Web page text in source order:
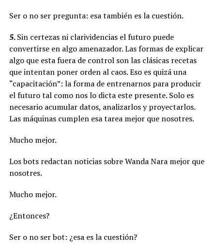
Ser o no ser pregunta: esa también es la cuestión.
5.Sin certezas ni clarividencias el futuro puede
convertirse en algo amenazador. Las formas de explicar
algo que esta fuera de control son las clásicas recetas
que intentan poner orden al caos. Eso es quizá una
“capacitación”: la forma de entrenarnos para producir
el futuro tal como nos lo dicta este presente. Solo es
necesario acumular datos, analizarlos y proyectarlos.
Las máquinas cumplen esa tarea mejor que nosotres.
Mucho mejor.
Los bots redactan noticias sobre Wanda Nara mejor que
nosotres.
Mucho mejor.
¿Entonces?
Ser o no ser bot: ¿esa es la cuestión?